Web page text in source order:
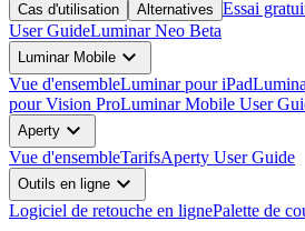
Cas d'utilisation Alternatives Essai
User GuideLuminar Neo Beta
Luminar Mobile expand_more
Vue d'ensembleLuminar pour iPad
pour Vision ProLuminar Mobile User
Aperty expand_more
Vue d'ensembleTarifsAperty User Guide
Outils en ligne expand_more
Logiciel de retouche en lignePalette de